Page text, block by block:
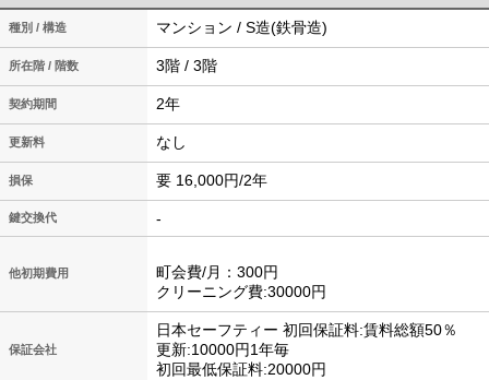
種別 / 構造 マンション / S造(鉄骨造)
所在階 / 階数 3階 / 3階
契約期間 2年
更新料 なし
損保 要 16,000円/2年
鍵交換代 -
他初期費用
町会費/月：300円
クリーニング費:30000円
保証会社
日本セーフティー 初回保証料:賃料総額50％
更新:10000円1年毎
初回最低保証料:20000円